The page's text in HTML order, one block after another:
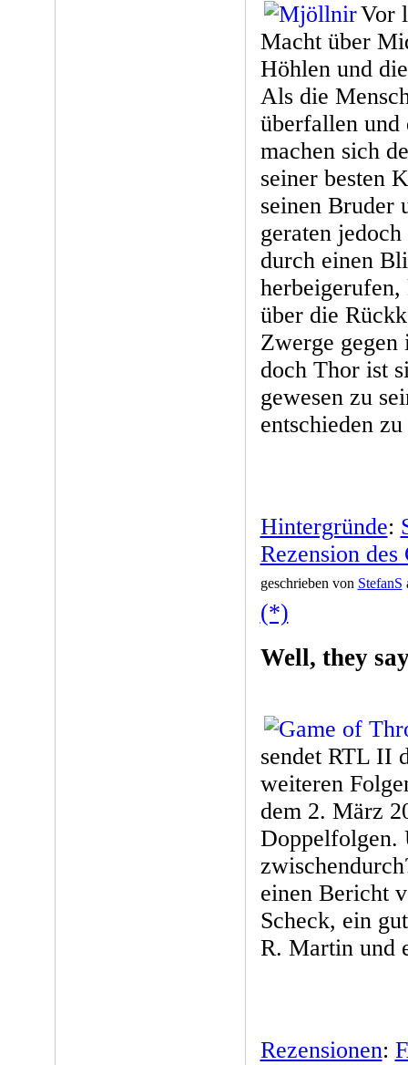
Vor
Macht über
Höhlen und
Als die
überfallen und
machen sich
seiner besten
seinen Bruder
geraten
durch einen
über die
Zwerge gegen
doch Thor ist
gewesen zu
entschieden
Hintergründe:
Rezension
geschrieben von StefanS
(*)
Well, they
sendet RTL II
weiteren
dem 2. März
Doppelfolgen.
einen Bericht
Scheck, ein
R. Martin und
Rezensionen: